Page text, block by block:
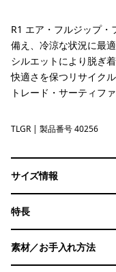
R1 エア・フルジップ
備え、冷涼な状況に最
シルエットにより脱ぎ
快適さを保つリサイク
トレード・サーティフ
Treeline Green
TLGR | 製品番号 40256
サイズ情報
特長
素材／お手入れ方法